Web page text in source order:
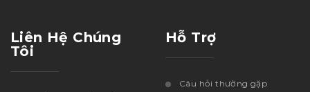
Liên Hệ Chúng
Tôi
Hỗ Trợ
Câu hỏi thường gặp